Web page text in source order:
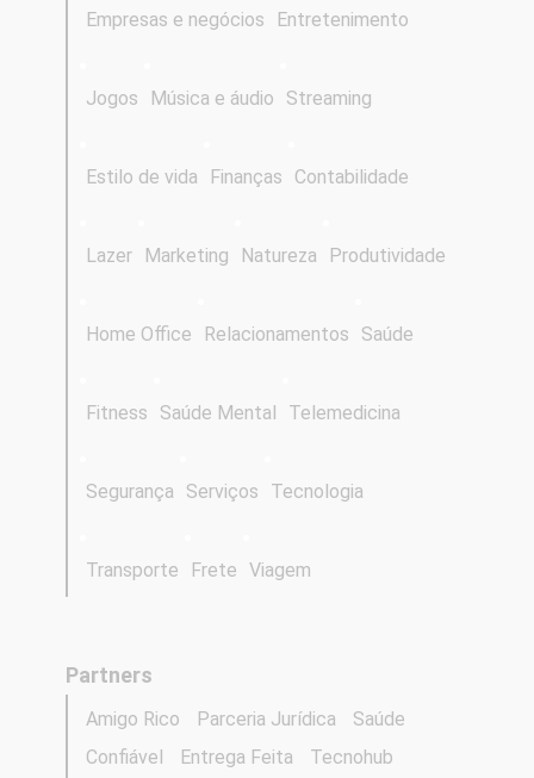
Empresas e negócios Entretenimento
Jogos Música e áudio Streaming
Estilo de vida Finanças Contabilidade
Lazer Marketing Natureza Produtividade
Home Office Relacionamentos Saúde
Fitness Saúde Mental Telemedicina
Segurança Serviços Tecnologia
Transporte Frete Viagem
Partners
Amigo Rico Parceria Jurídica
Saúde
Confiável
Entrega Feita Tecnohub